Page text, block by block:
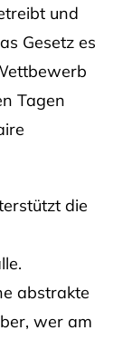
und
Gesetz es
Tagen
die
abstrakte
wer am